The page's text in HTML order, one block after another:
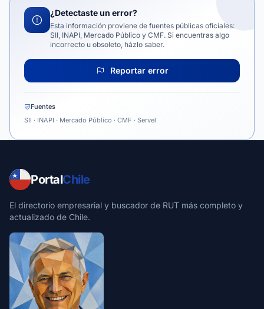
¿Detectaste un error?
Esta información proviene de fuentes públicas oficiales:
SII, INAPI, Mercado Público y CMF. Si encuentras algo
incorrecto u obsoleto, házlo saber.
Reportar error
Fuentes
SII · INAPI · Mercado Público · CMF · Servel
PortalChile
El directorio empresarial y buscador de RUT más completo y
actualizado de Chile.